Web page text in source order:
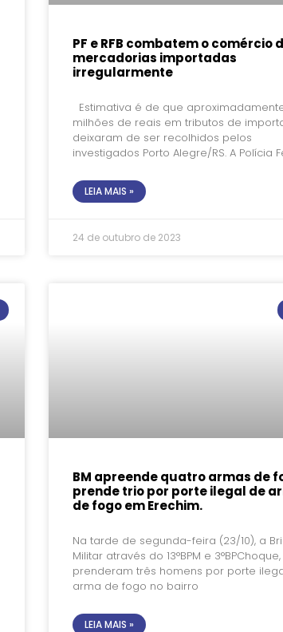
PF e RFB combatem o comércio
mercadorias importadas
irregularmente
Estimativa é de que
milhões de reais em tributos de
deixaram de ser recolhidos pelos
investigados Porto Alegre/RS. A Polícia
LEIA MAIS »
24 de outubro de 2023
BM apreende quatro armas de
prende trio por porte ilegal de
de fogo em Erechim.
Na tarde de segunda-feira (23/10), a
Militar através do 13°BPM e 3°BPChoque,
prenderam três homens por porte
arma de fogo no bairro
LEIA MAIS »